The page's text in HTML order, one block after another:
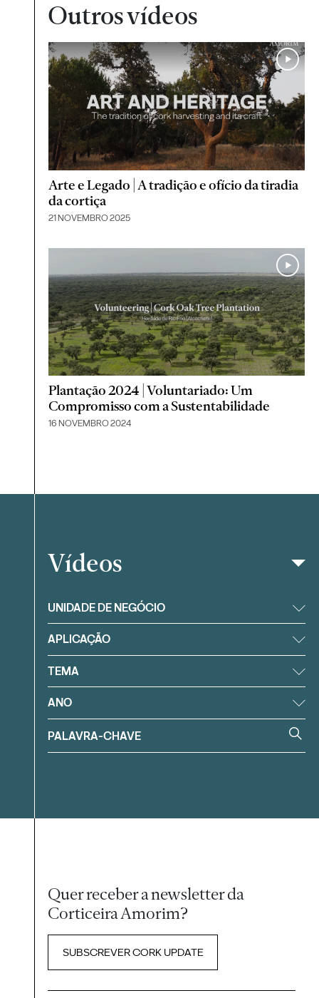
Outros vídeos
Arte e Legado | A tradição e ofício da tiradia
da cortiça
21 NOVEMBRO 2025
Plantação 2024 | Voluntariado: Um
Compromisso com a Sustentabilidade
16 NOVEMBRO 2024
Filtrar
Vídeos
UNIDADE DE NEGÓCIO
APLICAÇÃO
TEMA
ANO
Quer receber a newsletter da
Corticeira Amorim?
SUBSCREVER CORK UPDATE